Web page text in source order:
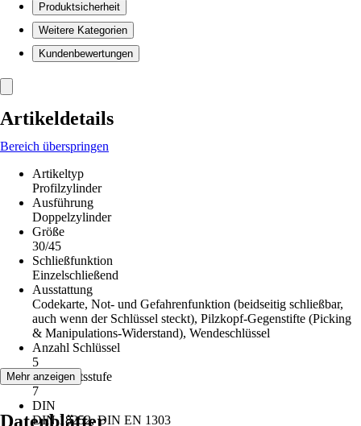
Produktsicherheit
Weitere Kategorien
Kundenbewertungen
Artikeldetails
Bereich überspringen
Artikeltyp
Profilzylinder
Ausführung
Doppelzylinder
Größe
30/45
Schließfunktion
Einzelschließend
Ausstattung
Codekarte, Not- und Gefahrenfunktion (beidseitig schließbar,
auch wenn der Schlüssel steckt), Pilzkopf-Gegenstifte (Picking
& Manipulations-Widerstand), Wendeschlüssel
Anzahl Schlüssel
5
Sicherheitsstufe
7
DIN
DIN 18252, DIN EN 1303
Mehr anzeigen
Datenblätter